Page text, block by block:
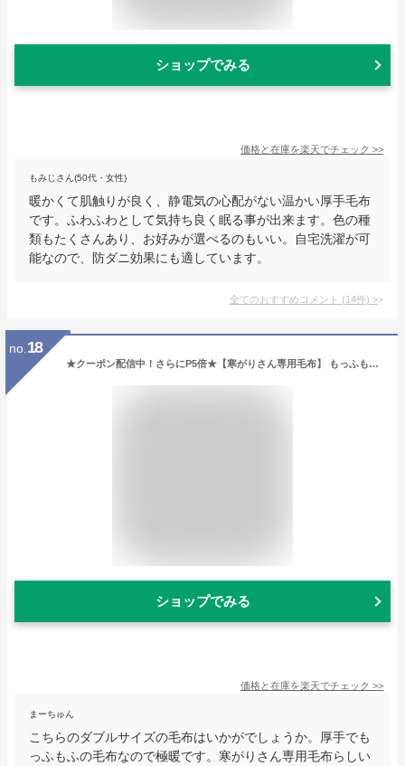
ショップでみる
価格と在庫を楽天でチェック >>
もみじさん(50代・女性)
暖かくて肌触りが良く、静電気の心配がない温かい厚手毛布
です。ふわふわとして気持ち良く眠る事が出来ます。色の種
類もたくさんあり、お好みが選べるのもいい。自宅洗濯が可
能なので、防ダニ効果にも適しています。
全てのおすすめコメント (14件) >
no. 18
★クーポン配信中！さらにP5倍★【寒がりさん専用毛布】 もっふもふの 毛布 厚手 ロマンス小杉 日本製 シングル セミダブル ダブル ブランケット 極厚 毛布 ホワイト 白 あったか 暖かい 発熱 ふわふわ 軽量 ボリューム 吸湿 無地 厚い 2枚セット 2枚組 吸湿発熱
ショップでみる
価格と在庫を楽天でチェック >>
まーちゅん
こちらのダブルサイズの毛布はいかがでしょうか。厚手でも
っふもふの毛布なので極暖です。寒がりさん専用毛布らしい